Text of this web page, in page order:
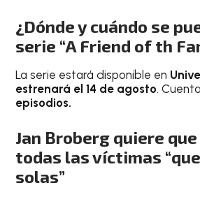
¿Dónde y cuándo se
serie “A Friend of th
La serie estará disponible en
estrenará el 14 de agosto.
episodios.
Jan Broberg quiere
todas las víctimas
solas”